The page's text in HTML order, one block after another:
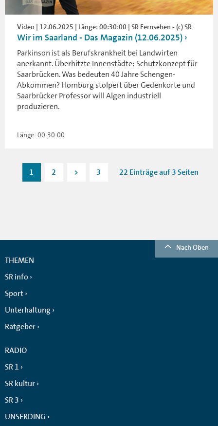
Video | 12.06.2025 | Länge: 00:30:00 | SR Fernsehen - (c) SR
Wir im Saarland - Das Magazin (12.06.2025)
Parkinson ist als Berufskrankheit bei Landwirten
anerkannt. Überhitzte Innenstädte: Schutzkonzept für
Saarbrücken. Was bedeuten 40 Jahre Schengen-
Abkommen? Homburg stolpert über Gedenkorte und
Saarbrücker Professor will Algen industriell
produzieren.
Länge: 00:30:00
1 2 > 3 22 Einträge auf 3 Seiten
Nach Oben
THEMEN
SR info
Sport
Unterhaltung
Ratgeber
RADIO
SR 1
SR kultur
SR 3
UNSERDING